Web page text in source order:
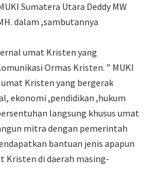
Sumatera Utara Deddy MW
dalam ,sambutannya
umat Kristen yang
Ormas Kristen. ” MUKI
Kristen yang bergerak
ekonomi ,pendidikan ,hukum
langsung khusus umat
mitra dengan pemerintah
bantuan jenis apapun
Kristen di daerah masing-